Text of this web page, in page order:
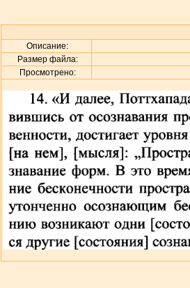
Описание:
Размер файла:
Просмотрено: